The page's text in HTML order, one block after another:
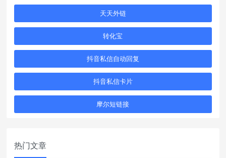
天天外链
转化宝
抖音私信自动回复
抖音私信卡片
摩尔短链接
热门文章